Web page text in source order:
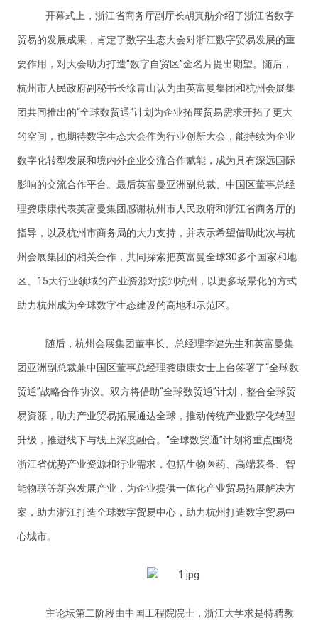
开幕式上，浙江省商务厅副厅长胡真舫介绍了浙江省数字
贸易的发展成果，肯定了数字生态大会对浙江数字贸易发展的重
要作用，对大会助力打造“数字自贸区”金名片提出期望。随后，
杭州市人民政府副秘书长徐青山认为由英富曼集团和杭州会展集
团共同推出的“全球数贸通“计划为企业拓展贸易需求开拓了更大
的空间，也期待数字生态大会作为行业创新大会，能持续为企业
数字化转型发展和境内外企业交流合作赋能，成为具有深远国际
影响的交流合作平台。最后英富曼亚洲副总裁、中国区董事总经
理龚康康代表英富曼集团感谢杭州市人民政府和浙江省商务厅的
指导，以及杭州市商务局的大力支持，并表示希望借助此次与杭
州会展集团的相关合作，共同探索把英富曼全球30多个国家和地
区、15大行业领域的产业资源对接到杭州，以更多场景化的方式
助力杭州成为全球数字生态建设的高地和示范区。
随后，杭州会展集团董事长、总经理李健先生和英富曼集
团亚洲副总裁兼中国区董事总经理龚康康女士上台签署了“全球数
贸通”战略合作协议。双方将借助“全球数贸通”计划，整合全球贸
易资源，助力产业贸易拓展通达全球，推动传统产业数字化转型
升级，推进线下与线上深度融合。“全球数贸通”计划将重点围绕
浙江省优势产业资源和行业需求，包括生物医药、高端装备、智
能物联等新兴发展产业，为企业提供一体化产业贸易拓展解决方
案，助力浙江打造全球数字贸易中心，助力杭州打造数字贸易中
心城市。
主论坛第二阶段由中国工程院院士，浙江大学求是特聘教